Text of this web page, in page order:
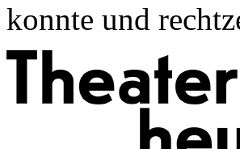
konnte und